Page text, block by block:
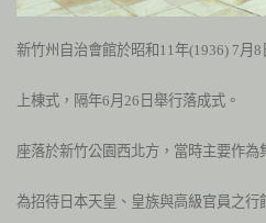
新竹州自治會館於昭和 11年(1936) 7月 8
上棟式，隔年6月 26 日舉行落成式。
座落於新竹公園西北方，當時主要作為
為招待日本天皇、皇族與高級官員之行